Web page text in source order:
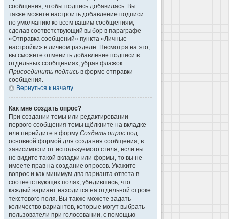
сообщения, чтобы подпись добавилась. Вы
также можете настроить добавление подписи
по умолчанию ко всем вашим сообщениям,
сделав соответствующий выбор в параграфе
«Отправка сообщений» пункта «Личные
настройки» в личном разделе. Несмотря на это,
вы сможете отменить добавление подписи в
отдельных сообщениях, убрав флажок
Присоединить подпись в форме отправки
сообщения.
Вернуться к началу
Как мне создать опрос?
При создании темы или редактировании
первого сообщения темы щёлкните на вкладке
или перейдите в форму Создать опрос под
основной формой для создания сообщения, в
зависимости от используемого стиля; если вы
не видите такой вкладки или формы, то вы не
имеете прав на создание опросов. Укажите
вопрос и как минимум два варианта ответа в
соответствующих полях, убедившись, что
каждый вариант находится на отдельной строке
текстового поля. Вы также можете задать
количество вариантов, которые могут выбрать
пользователи при голосовании, с помощью